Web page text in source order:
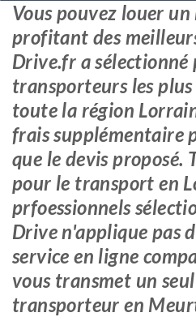
Vous pouvez louer
profitant des
Drive.fr a sélectionné
transporteurs les
toute la région
frais supplémentaire
que le devis proposé.
pour le transport en
prfoessionnels
Drive n'applique pas
service en ligne
vous transmet un
transporteur en